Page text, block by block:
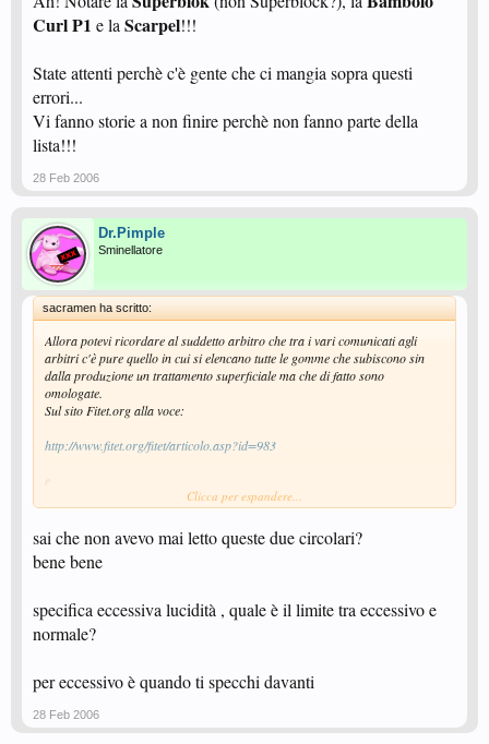
Curl P1 e la Scarpel!!!
State attenti perchè c'è gente che ci mangia sopra questi
errori...
Vi fanno storie a non finire perchè non fanno parte della
lista!!!
28 Feb 2006
Dr.Pimple
Sminellatore
sacramen ha scritto:
Allora potevi ricordare al suddetto arbitro che tra i vari comunicati agli
arbitri c'è pure quello in cui si elencano tutte le gomme che subiscono sin
dalla produzione un trattamento superficiale ma che di fatto sono
omologate.
Sul sito Fitet.org alla voce:
http://www.fitet.org/fitet/articolo.asp?id=983
ci sono i vari comunicati.
Certo che andare a controllare la lucidità di una gomma che di fatto è lucida
federale sulle puntinate...
Clicca per espandere...
sai che non avevo mai letto queste due circolari?
bene bene
specifica eccessiva lucidità , quale è il limite tra eccessivo e
normale?
per eccessivo è quando ti specchi davanti
28 Feb 2006